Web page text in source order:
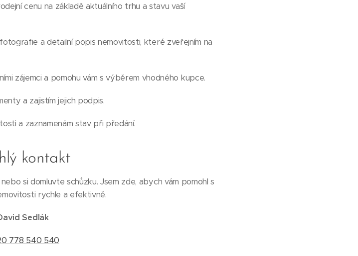
cenu na základě aktuálního trhu a stavu vaší
a detailní popis nemovitosti, které zveřejním na
zájemci a pomohu vám s výběrem vhodného kupce.
a zajistím jejich podpis.
a zaznamenám stav při předání.
kontakt
si domluvte schůzku. Jsem zde, abych vám pomohl s
rychle a efektivně.
Sedlák
778 540 540